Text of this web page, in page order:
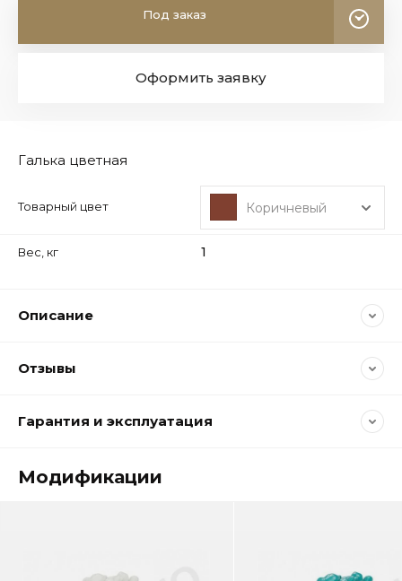
Галька цветная
Товарный цвет Коричневый
Вес, кг 1
Под заказ
Оформить заявку
Описание
Отзывы
Гарантия и эксплуатация
Модификации